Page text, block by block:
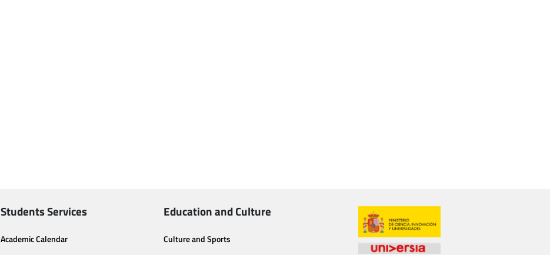
Students Services
Academic Calendar
Education and Culture
Culture and Sports